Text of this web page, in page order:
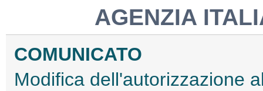
AGENZIA
COMUNICATO
Modifica dell'autorizzazione